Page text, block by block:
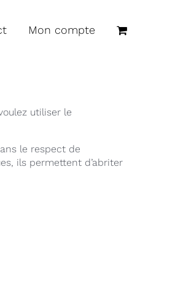
Mon compte
utiliser le
le respect de
ils permettent d’abriter